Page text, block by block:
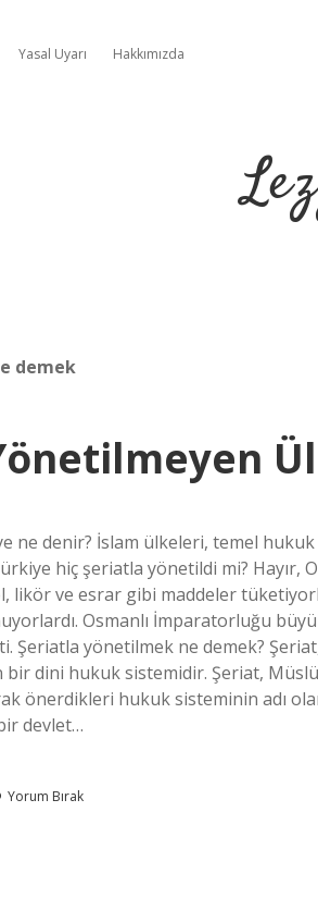
Yasal Uyarı Hakkımızda
demek
ne denir? İslam ülkeleri, temel
hiç şeriatla yönetildi mi? Hayır,
likör ve esrar gibi maddeler
Osmanlı İmparatorluğu
Şeriatla yönetilmek ne demek?
bir dini hukuk sistemidir. Şeriat,
önerdikleri hukuk sisteminin adı
devlet…
Yorum Bırak